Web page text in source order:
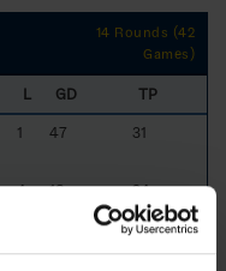
14 Rounds (42
Games)
L GD
TP
1 47 31
4 18
24
24
5 15 21